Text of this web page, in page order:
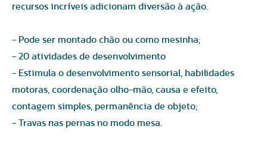
recursos incríveis adicionam diversão à ação.
- Pode ser montado chão ou como mesinha;
- 20 atividades de desenvolvimento
- Estimula o desenvolvimento sensorial, habilidades
motoras, coordenação olho-mão, causa e efeito,
contagem simples, permanência de objeto;
- Travas nas pernas no modo mesa.